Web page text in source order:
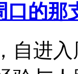
口的那
自进